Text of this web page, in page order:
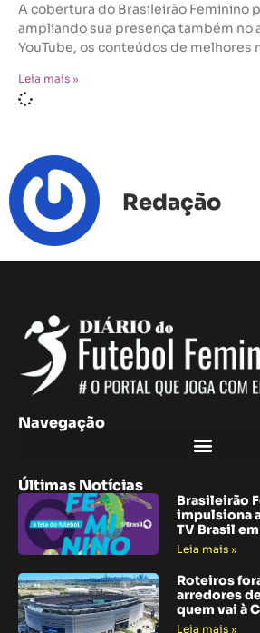
A cobertura do Brasileirão Feminino
ampliando sua presença também no
YouTube, os conteúdos de melhores
Leia mais »
Redação
Navegação
Últimas Notícias
Brasileirão
impulsiona
TV Brasil
Leia mais »
Roteiros
arredores
quem vai à
Leia mais »